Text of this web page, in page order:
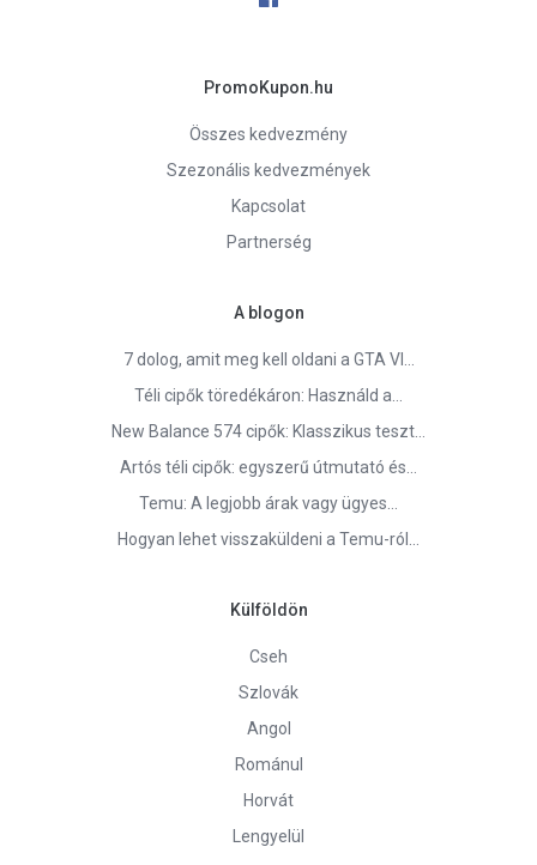
PromoKupon.hu
Összes kedvezmény
Szezonális kedvezmények
Kapcsolat
Partnerség
A blogon
7 dolog, amit meg kell oldani a GTA VI…
Téli cipők töredékáron: Használd a…
New Balance 574 cipők: Klasszikus teszt…
Artós téli cipők: egyszerű útmutató és…
Temu: A legjobb árak vagy ügyes…
Hogyan lehet visszaküldeni a Temu-ról…
Külföldön
Cseh
Szlovák
Angol
Románul
Horvát
Lengyelül